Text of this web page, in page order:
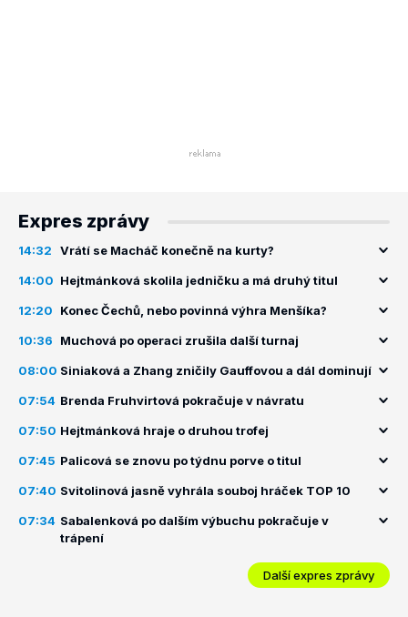
Expres zprávy
14:32 Vrátí se Macháč konečně na kurty?
14:00 Hejtmánková skolila jedničku a má druhý titul
12:20 Konec Čechů, nebo povinná výhra Menšíka?
10:36 Muchová po operaci zrušila další turnaj
08:00 Siniaková a Zhang zničily Gauffovou a dál dominují
07:54 Brenda Fruhvirtová pokračuje v návratu
07:50 Hejtmánková hraje o druhou trofej
07:45 Palicová se znovu po týdnu porve o titul
07:40 Svitolinová jasně vyhrála souboj hráček TOP 10
07:34 Sabalenková po dalším výbuchu pokračuje v
trápení
Další expres zprávy